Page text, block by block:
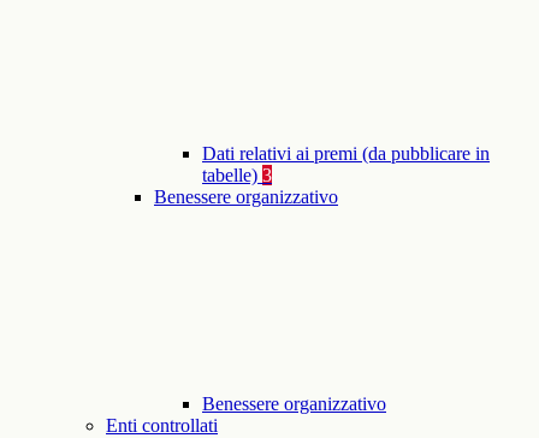
Dati relativi ai premi (da pubblicare in
tabelle) 3
Benessere organizzativo
Benessere organizzativo
Enti controllati